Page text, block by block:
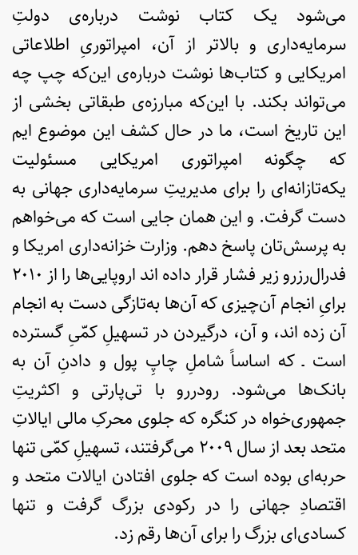
می‌شود یک کتاب نوشت درباره‌ی دولتِ
سرمایه‌داری و بالاتر از آن، امپراتوریِ اطلاعاتی
امریکایی و کتاب‌ها نوشت درباره‌ی این‌که چپ چه
می‌تواند بکند. با این‌که مبارزه‌ی طبقاتی بخشی از
این تاریخ است، ما در حال کشف این موضوع ایم
که چگونه امپراتوری امریکایی مسئولیت
یکه‌تازانه‌ای را برای مدیریتِ سرمایه‌داری جهانی به
دست گرفت. و این همان جایی است که می‌خواهم
به پرسش‌تان پاسخ دهم. وزارت خزانه‌داری امریکا و
فدرال‌رزرو زیر فشار قرار داده اند اروپایی‌ها را از ۲۰۱۰
برایِ انجام آن‌چیزی که آن‌ها به‌تازگی دست به انجام
آن زده اند، و آن، درگیردن در تسهیلِ کمّیِ گسترده‌
است ـ که اساساً شاملِ چاپِ پول و دادنِ آن به
بانک‌ها می‌شود. رودررو با تی‌پارتی و اکثریتِ
جمهوری‌خواه در کنگره که جلوی محرکِ مالی ایالاتِ
متحد بعد از سال ۲۰۰۹ می‌گرفتند، تسهیلِ کمّی تنها
حربه‌ای بوده است که جلوی افتادن ایالات متحد و
اقتصادِ جهانی را در رکودی بزرگ گرفت و تنها
کسادی‌ای بزرگ را برای آن‌ها رقم زد.